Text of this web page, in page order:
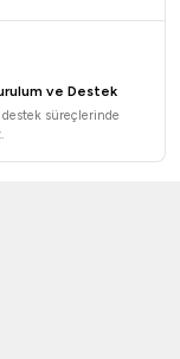
Vitrin Dolabı
ve büfeler
Vitrin
ve Destek
süreçlerinde